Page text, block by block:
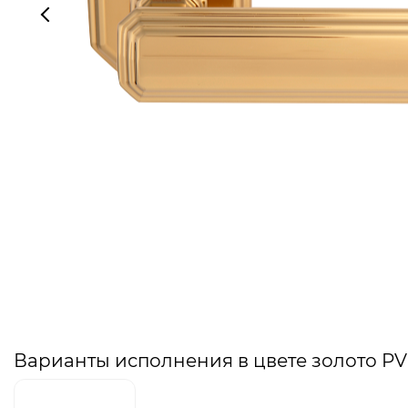
Варианты исполнения в цвете золото